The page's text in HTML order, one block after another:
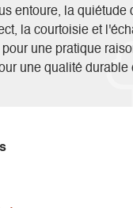
entoure, la quiétude
la courtoisie et
pour une pratique
une qualité durable